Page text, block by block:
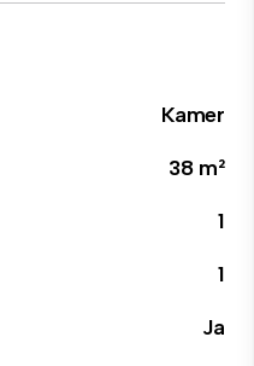
Kamer
38 m²
1
1
Ja